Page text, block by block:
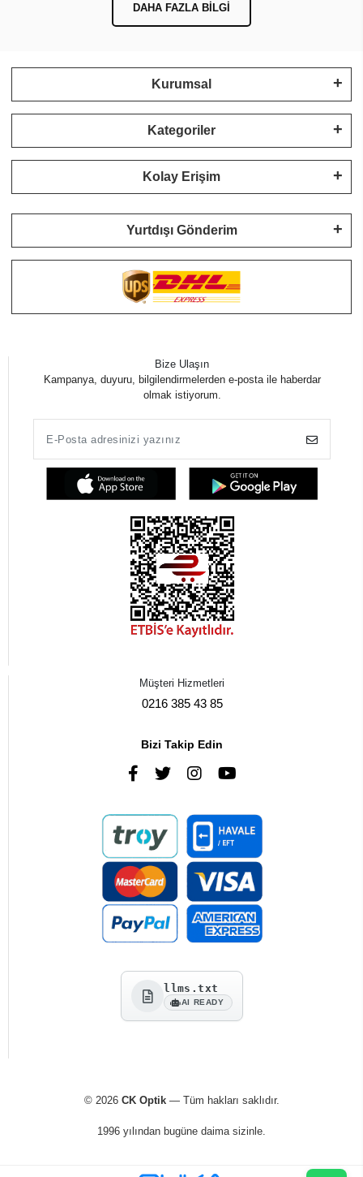
DAHA FAZLA BILGI
Kurumsal
Kategoriler
Kolay Erişim
Yurtdışı Gönderim
Bize Ulaşın
Kampanya, duyuru, bilgilendirmelerden e-posta ile haberdar
olmak istiyorum.
Müşteri Hizmetleri
0216 385 43 85
Bizi Takip Edin
llms.txt
AI READY
© 2026 CK Optik— Tüm hakları saklıdır.
1996 yılından bugüne daima sizinle.